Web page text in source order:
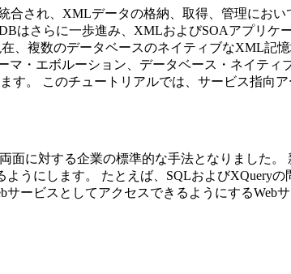
合され、XMLデータの格納、取得、管理にお
はさらに一歩進み、XMLおよびSOAアプリ
、複数のデータベースのネイティブなXML記
・エボルーション、データベース・ネイティ
。 このチュートリアルでは、サービス指向
に対する企業の標準的な手法となりました。
うにします。 たとえば、SQLおよびXQuery
ービスとしてアクセスできるようにするWeb